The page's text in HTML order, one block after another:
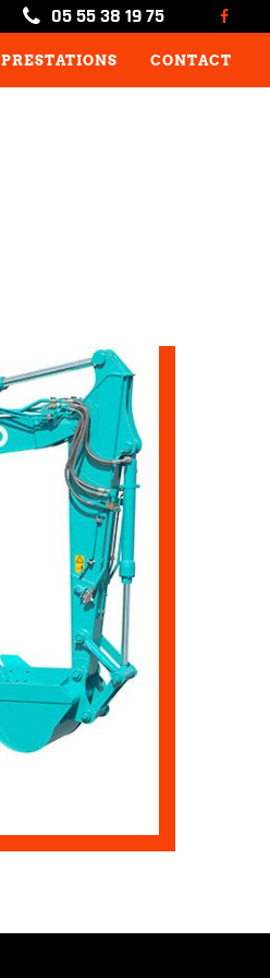
05 55 38 19 75
PRESTATIONS CONTACT